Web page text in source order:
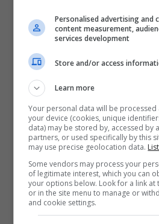
Prokuroret
Gjykata Themelore Në Prishtinë
Video
Personalised advertising and
content measurement,
services development
Store and/or access
Learn more
Your personal data will be
your device (cookies, unique
data) may be stored by, accessed by
partners, or used specifically by this
may use precise geolocation data.
Some vendors may process your
of legitimate interest, which you can
your options below. Look for a link
or in the site menu to manage or
and cookie settings.